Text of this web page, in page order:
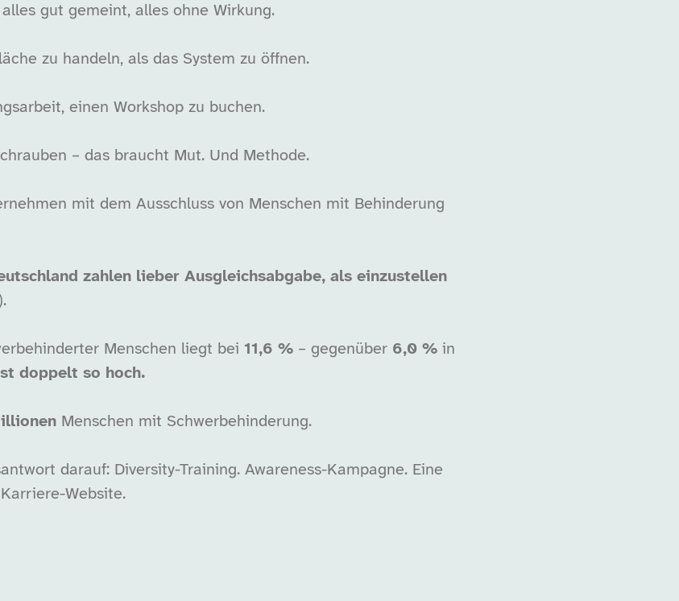
gut gemeint, alles ohne Wirkung.
zu handeln, als das System zu öffnen.
einen Workshop zu buchen.
– das braucht Mut. Und Methode.
mit dem Ausschluss von Menschen mit Behinderung
zahlen lieber Ausgleichsabgabe, als einzustellen
Menschen liegt bei 11,6 % – gegenüber 6,0 % in
doppelt so hoch.
Menschen mit Schwerbehinderung.
darauf: Diversity-Training. Awareness-Kampagne. Eine
Website.